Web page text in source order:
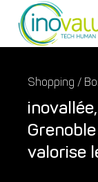
Shopping /
valorise